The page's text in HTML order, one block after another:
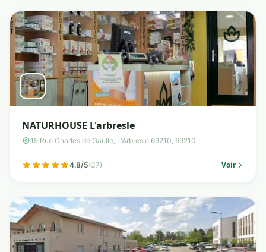
NATURHOUSE L'arbresle
15 Rue Charles de Gaulle, L'Arbresle 69210, 69210
4.8/5(37) Voir